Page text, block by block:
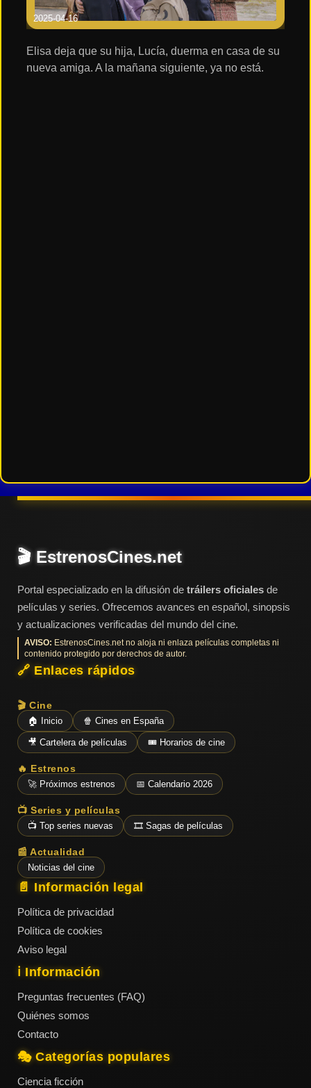
2025-04-16
Elisa deja que su hija, Lucía, duerma en casa de su
nueva amiga. A la mañana siguiente, ya no está.
🎬 EstrenosCines.net
Portal especializado en la difusión de tráilers oficiales de
películas y series. Ofrecemos avances en español, sinopsis
y actualizaciones verificadas del mundo del cine.
AVISO: EstrenosCines.net no aloja ni enlaza películas completas ni
contenido protegido por derechos de autor.
🔗 Enlaces rápidos
🎬 Cine
🏠 Inicio 🍿 Cines en España
🎥 Cartelera de películas 🎟️ Horarios de cine
🔥 Estrenos
🚀 Próximos estrenos 📅 Calendario 2026
📺 Series y películas
📺 Top series nuevas 🎞️ Sagas de películas
📰 Actualidad
Noticias del cine
📄 Información legal
Política de privacidad
Política de cookies
Aviso legal
ℹ️ Información
Preguntas frecuentes (FAQ)
Quiénes somos
Contacto
🎭 Categorías populares
Ciencia ficción